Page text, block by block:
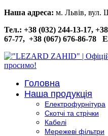
Наша адреса: м. Львів, вул.
Тел.: +38 (032) 244-13-17,
67-77, +38 (067) 676-86-78
Головна
Наша продукція
Електрофурнітура
Скотчі та стрічки
Кабелі
Мережеві фільтри